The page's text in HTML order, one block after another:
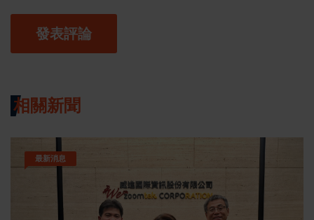
發表評論
相關新聞
最新消息